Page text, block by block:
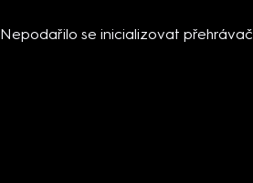
Nepodařilo se inicializovat přehrávač